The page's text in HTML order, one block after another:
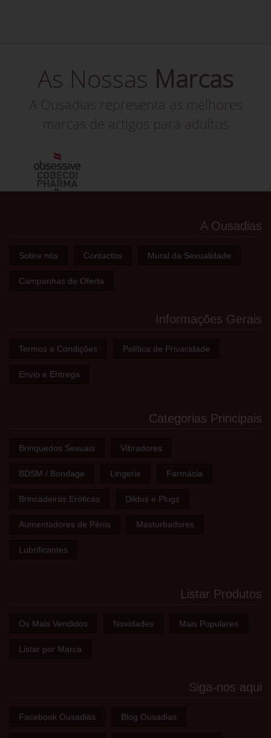
As Nossas Marcas
A Ousadias representa as melhores
marcas de artigos para adultos
A Ousadias
Sobre nós Contactos Mural da Sexualidade
Campanhas de Oferta
Informações Gerais
Termos e Condições Política de Privacidade
Envio e Entrega
Categorias Principais
Brinquedos Sexuais Vibradores
BDSM / Bondage Lingerie Farmácia
Brincadeiras Eróticas Dildos e Plugs
Aumentadores de Pénis Masturbadores
Lubrificantes
Listar Produtos
Os Mais Vendidos Novidades Mais Populares
Listar por Marca
Siga-nos aqui
Facebook Ousadias Blog Ousadias